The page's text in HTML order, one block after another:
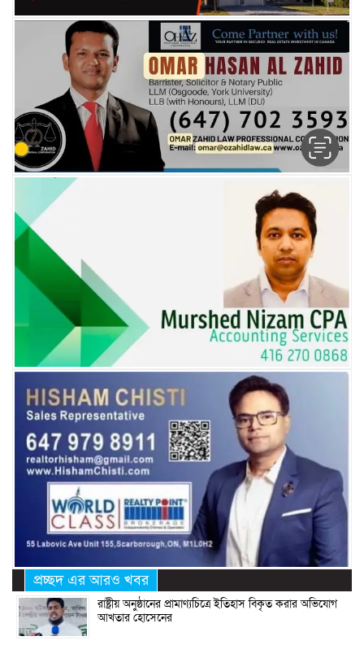
প্রচ্ছদ এর আরও খবর
রাষ্ট্রীয় অনুষ্ঠানের প্রামাণ্যচিত্রে ইতিহাস বিকৃত করার অভিযোগ
আখতার হোসেনের